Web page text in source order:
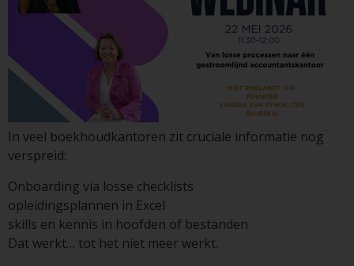
In veel boekhoudkantoren zit cruciale informatie nog
verspreid:
Onboarding via losse checklists
opleidingsplannen in Excel
skills en kennis in hoofden of bestanden
Dat werkt… tot het niet meer werkt.